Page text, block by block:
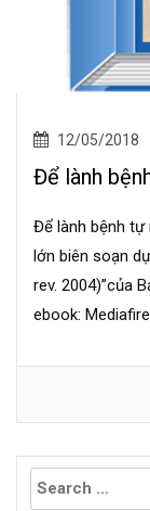
12/05/2018
Để lành
Để lành bệnh tự
lớn biên soạn
rev. 2004)”của
ebook:
Search
for: